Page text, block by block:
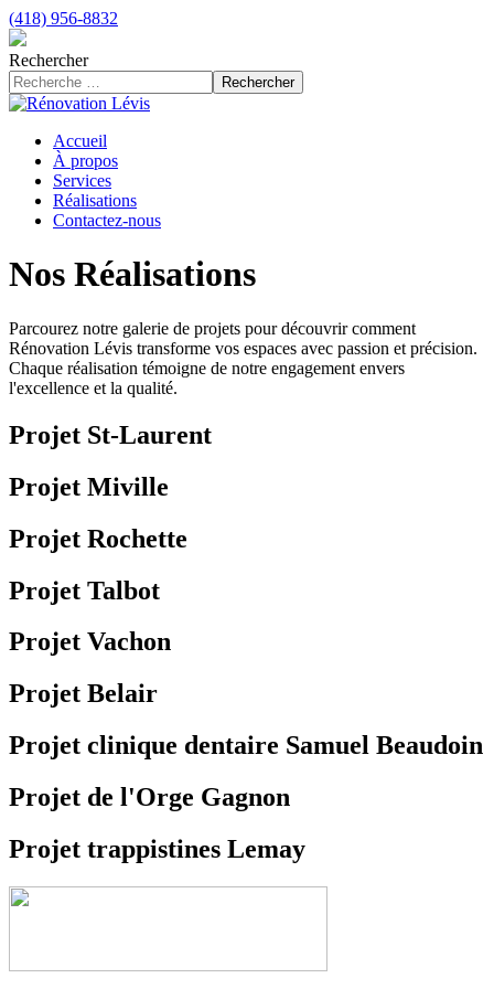
(418) 956-8832
Rechercher
Rechercher
Accueil
À propos
Services
Réalisations
Contactez-nous
Nos Réalisations
Parcourez notre galerie de projets pour découvrir comment
Rénovation Lévis transforme vos espaces avec passion et précision.
Chaque réalisation témoigne de notre engagement envers
l'excellence et la qualité.
Projet St-Laurent
Projet Miville
Projet Rochette
Projet Talbot
Projet Vachon
Projet Belair
Projet clinique dentaire Samuel Beaudoin
Projet de l'Orge Gagnon
Projet trappistines Lemay